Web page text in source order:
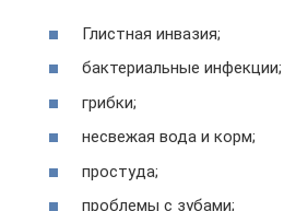
Глистная инвазия;
бактериальные инфекции;
грибки;
несвежая вода и корм;
простуда;
проблемы с зубами;